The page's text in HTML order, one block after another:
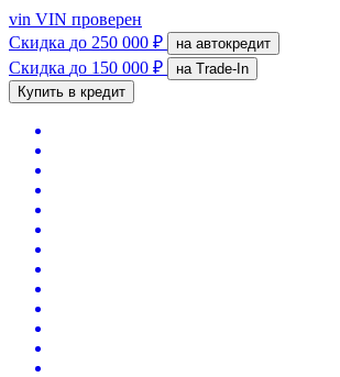
vin VIN проверен
Скидка до 250 000 ₽ на автокредит
Скидка до 150 000 ₽
на Trade-In
Купить в кредит